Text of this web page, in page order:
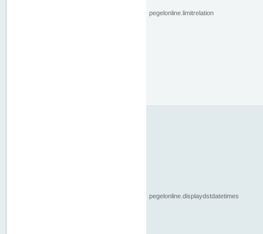
pegelonline.limitrelation
pegelonline.displaydstdatetimes